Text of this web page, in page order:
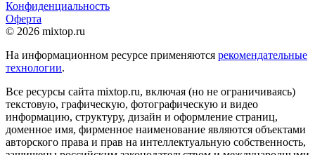
Конфиденциальность
Оферта
© 2026 mixtop.ru
На информационном ресурсе применяются рекомендательные
технологии.
Все ресурсы сайта mixtop.ru, включая (но не ограничиваясь)
текстовую, графическую, фотографическую и видео
информацию, структуру, дизайн и оформление страниц,
доменное имя, фирменное наименование являются объектами
авторского права и прав на интеллектуальную собственность,